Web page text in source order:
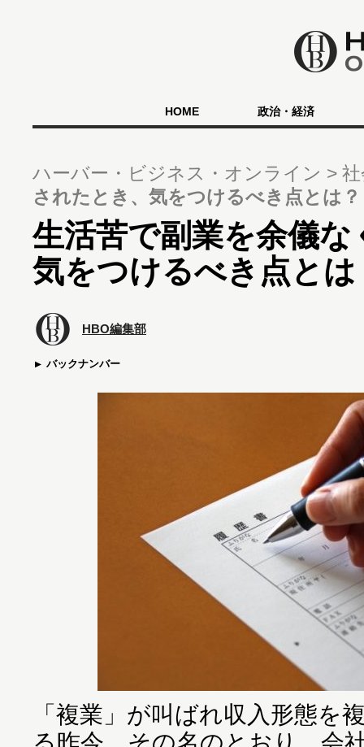
HOME 政治・経済
ハーバー・ビジネス・オンライン
されたとき、気をつけるべき点とは？
生活苦で副業を余儀
気をつけるべき点とは
HBO編集部
バックナンバー
「複業」が叫ばれ収入形態を